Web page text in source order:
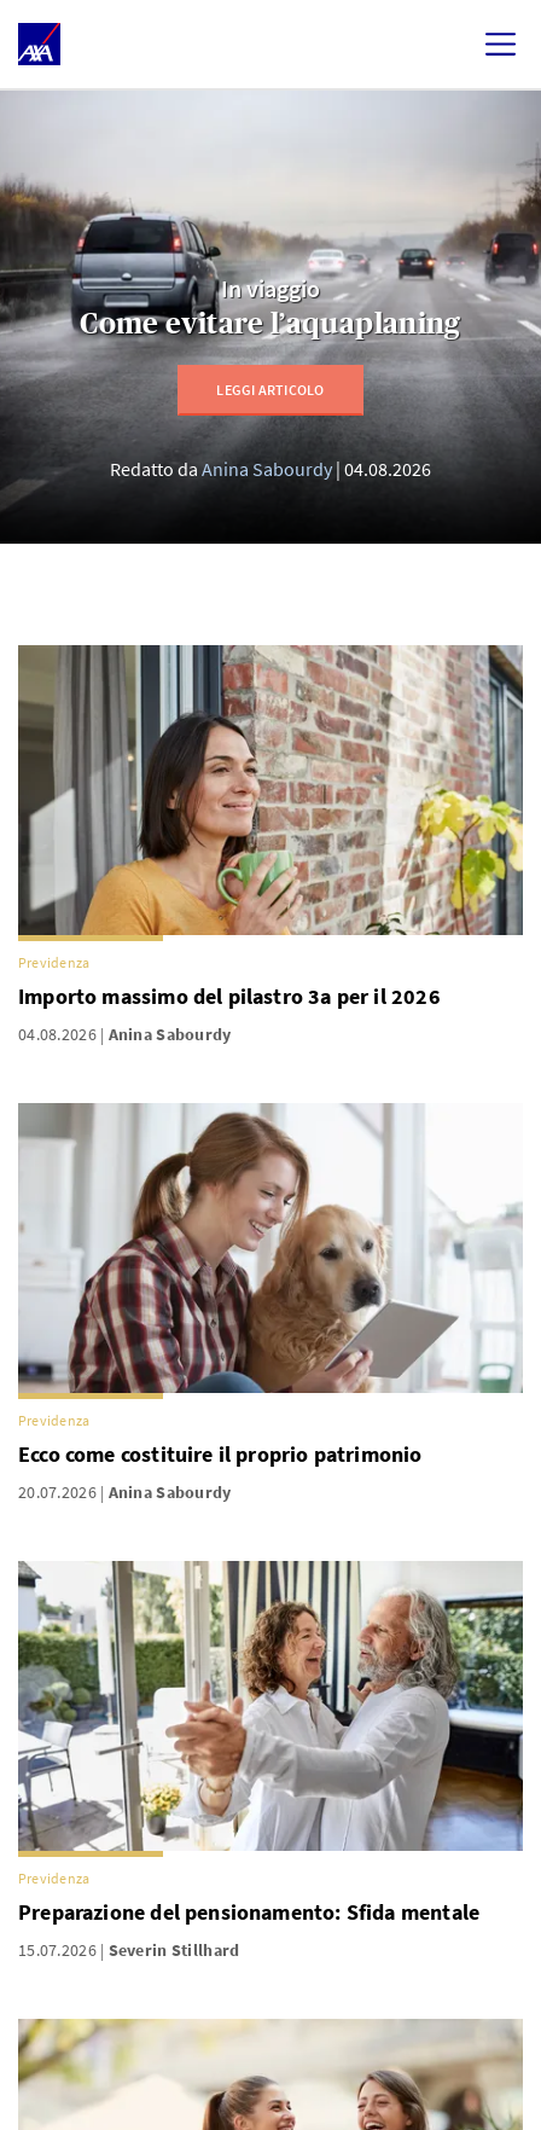
In viaggio
Come evitare l’aquaplaning
LEGGI ARTICOLO
Redatto daAnina Sabourdy 04.08.2026
Previdenza
Importo massimo del pilastro 3a per il 2026
04.08.2026 Anina Sabourdy
Previdenza
Ecco come costituire il proprio patrimonio
20.07.2026 Anina Sabourdy
Previdenza
Preparazione del pensionamento: Sfida mentale
15.07.2026 Severin Stillhard